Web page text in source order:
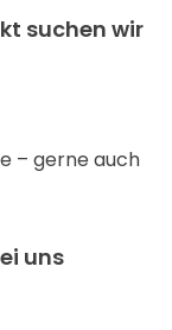
suchen wir
– gerne auch
uns